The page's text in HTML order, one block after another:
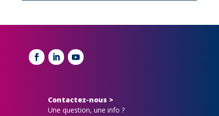
Contactez-nous >
Une question, une info ?